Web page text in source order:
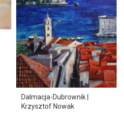
Dalmacja-Dubrownik |
Krzysztof Nowak